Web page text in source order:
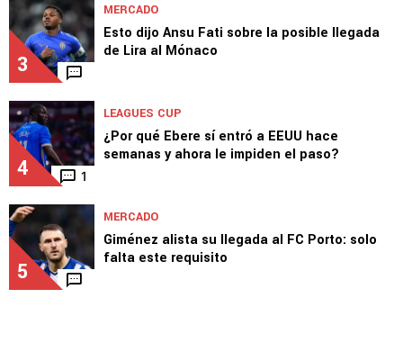
2
Plan contrarreloj para que Ebere pueda jugar
la otra ronda de Leagues Cup
3
Esto dijo Ansu Fati sobre la posible llegada
de Lira al Mónaco
4 1
¿Por qué Ebere sí entró a EEUU hace
semanas y ahora le impiden el paso?